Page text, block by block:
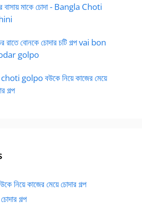
বাসায় মাকে চোদা - Bangla Choti
রাতে বোনকে চোদার চটি গল্প vai bon
golpo
golpo বউকে নিয়ে কাজের মেয়ে
গল্প
কাজের মেয়ে চোদার গল্প
গল্প